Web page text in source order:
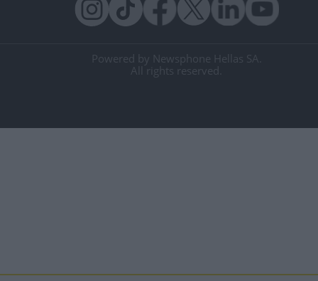
Powered by Newsphone Hellas SA.
All rights reserved.